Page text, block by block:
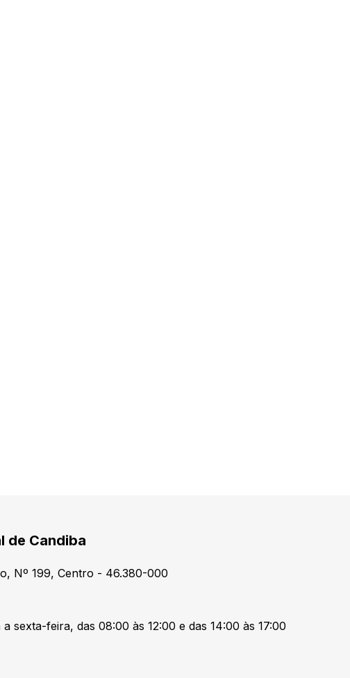
de Candiba
Nº 199, Centro - 46.380-000
sexta-feira, das 08:00 às 12:00 e das 14:00 às 17:00